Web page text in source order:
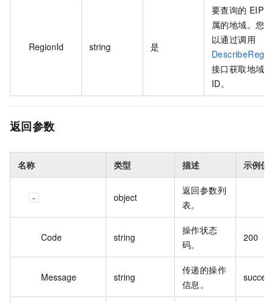
RegionId string 是
要查询的 EIP
属的地域。您可
以通过调用
接口获取地域
ID。
返回参数
名称 类型 描述 示例值
object
返回参数列
表。
Code string
操作状态
码。
200
Message string
传递的操作
信息。